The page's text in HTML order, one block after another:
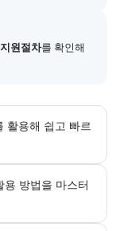
함된다.
원절차를 확인해
안내한다. 더보기
활용해 쉽고 빠르
용 방법을 마스터